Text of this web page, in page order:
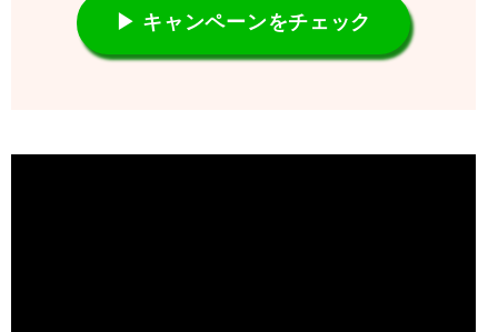
▶ キャンペーンをチェック